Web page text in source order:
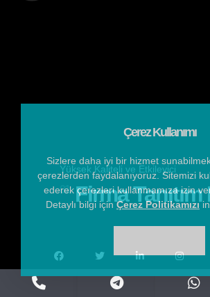
Yüksek Kaliteli ve Etkileyici
01. Firma
Copyright © 2025 Tüm Hakları
Çerez Kullanımı
Sizlere daha iyi bir hizmet
çerezlerden faydalanıyoruz. Sitemizi
ederek çerezleri kullanmamıza izin
Detaylı bilgi içinÇerez Politikamızı